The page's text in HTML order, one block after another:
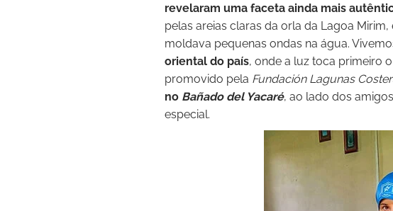
revelaram uma faceta ainda mais
pelas areias claras da orla da Lagoa
moldava pequenas ondas na água.
oriental do país, onde a luz toca primeiro
promovido pela Fundación Lagunas
no Bañado del Yacaré, ao lado dos
especial.